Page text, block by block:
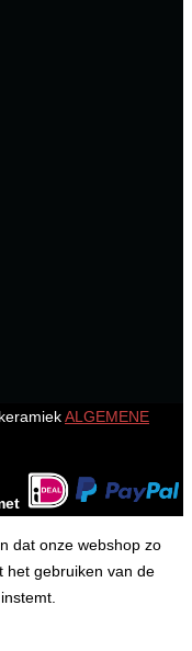
ALGEMENE
dat onze webshop zo
het gebruiken van de